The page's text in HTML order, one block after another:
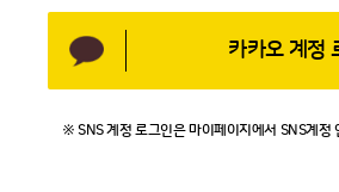
카카오 계정
※ SNS 계정 로그인은 마이페이지에서 SNS계정